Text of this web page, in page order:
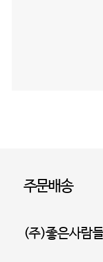
주문배송
(주)좋은사람